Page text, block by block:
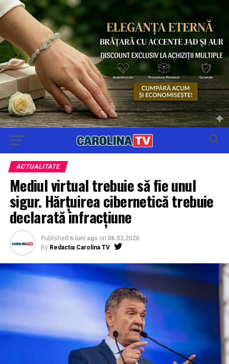
ACTUALITATE
Mediul virtual trebuie să fie unul
sigur. Hărțuirea cibernetică trebuie
declarată infracțiune
Published 6 luni ago on 06.02.2026
By Redactia Carolina TV